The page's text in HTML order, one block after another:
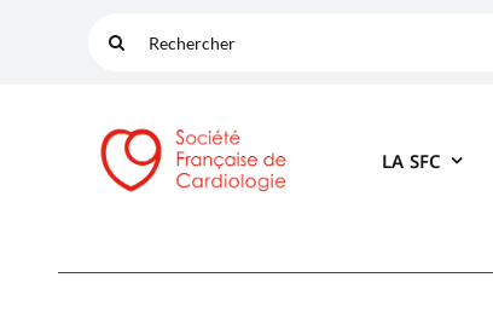
Rechercher:
LA SFC